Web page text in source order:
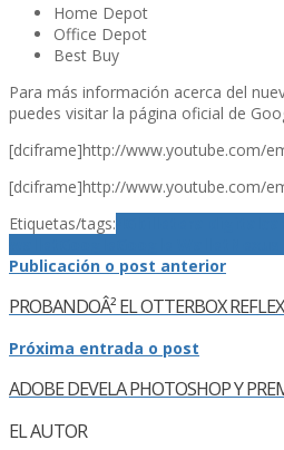
Home Depot
Office Depot
Best Buy
Para más información acerca del
puedes visitar la página oficial de
[dciframe]http://www.youtube.com/
[dciframe]http://www.youtube.com/
Etiquetas/tags:
Publicación o post anterior
PROBANDOÂ² EL OTTERBOX
Próxima entrada o post
ADOBE DEVELA PHOTOSHOP Y
EL AUTOR